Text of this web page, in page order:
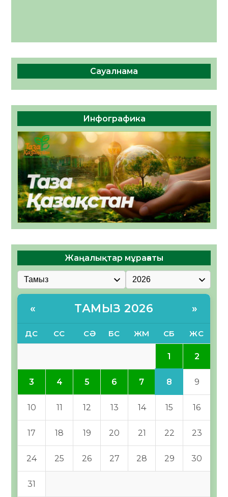
Сауалнама
Инфографика
Жаңалықтар мұрағаты
« ТАМЫЗ 2026 »
ДС СС СӘ БС ЖМ СБ ЖС
1 2
3 4 5 6 7 8 9
10 11 12 13 14 15 16
17 18 19 20 21 22 23
24 25 26 27 28 29 30
31